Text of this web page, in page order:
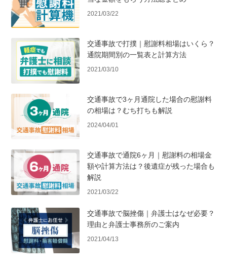
2021/03/22
交通事故で打撲｜慰謝料相場はいくら？
通院期間別の一覧表と計算方法
2021/03/10
交通事故で3ヶ月通院した場合の慰謝料
の相場は？むち打ちも解説
2024/04/01
交通事故で通院6ヶ月｜慰謝料の相場金
額や計算方法は？後遺症が残った場合も
解説
2021/03/22
交通事故で脳挫傷｜弁護士はなぜ必要？
理由と弁護士事務所のご案内
2021/04/13